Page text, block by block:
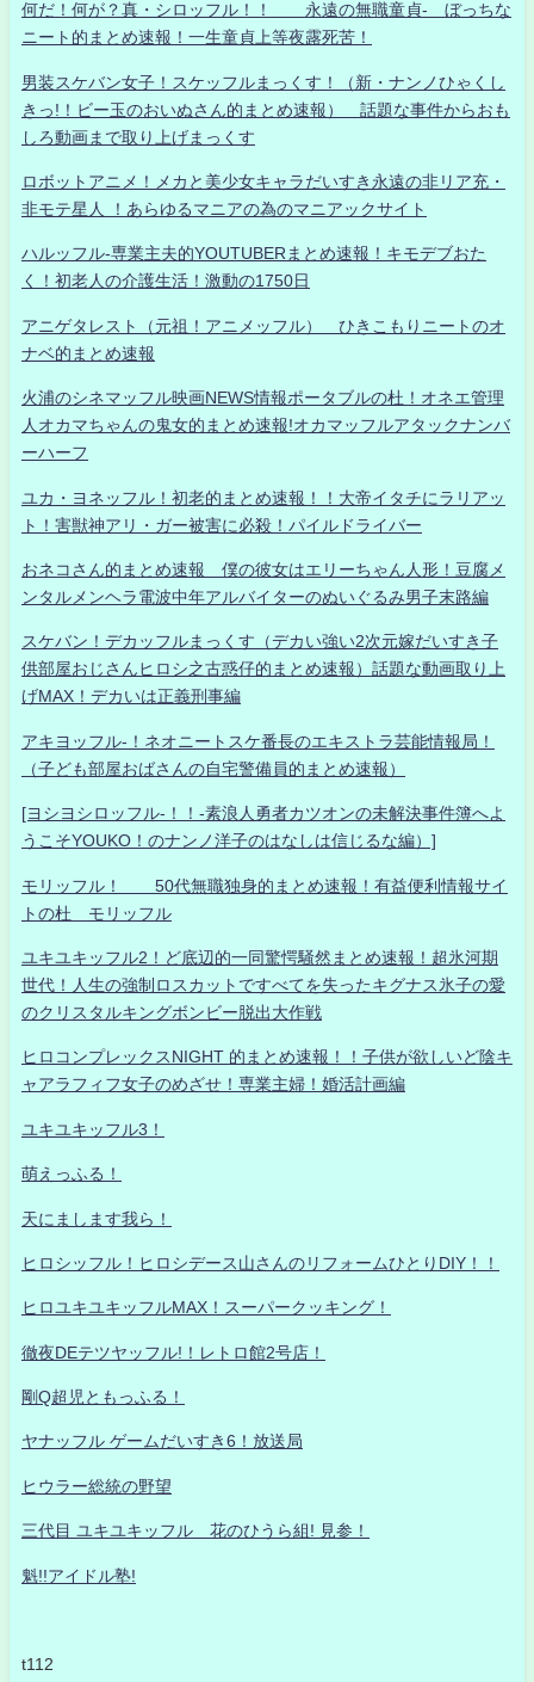
何だ！何が？真・シロッフル！！ 永遠の無職童貞- ぼっちな
ニート的まとめ速報！一生童貞上等夜露死苦！
男装スケバン女子！スケッフルまっくす！（新・ナンノひゃくし
きっ!！ビー玉のおいぬさん的まとめ速報） 話題な事件からおも
しろ動画まで取り上げまっくす
ロボットアニメ！メカと美少女キャラだいすき永遠の非リア充・
非モテ星人 ！あらゆるマニアの為のマニアックサイト
ハルッフル-専業主夫的YOUTUBERまとめ速報！キモデブおた
く！初老人の介護生活！激動の1750日
アニゲタレスト（元祖！アニメッフル） ひきこもりニートのオ
ナベ的まとめ速報
火浦のシネマッフル映画NEWS情報ポータブルの杜！オネエ管理
人オカマちゃんの鬼女的まとめ速報!オカマッフルアタックナンバ
ーハーフ
ユカ・ヨネッフル！初老的まとめ速報！！大帝イタチにラリアッ
ト！害獣神アリ・ガー被害に必殺！パイルドライバー
おネコさん的まとめ速報 僕の彼女はエリーちゃん人形！豆腐メ
ンタルメンヘラ電波中年アルバイターのぬいぐるみ男子末路編
スケバン！デカッフルまっくす（デカい強い2次元嫁だいすき子
供部屋おじさんヒロシ之古惑仔的まとめ速報）話題な動画取り上
げMAX！デカいは正義刑事編
アキヨッフル-！ネオニートスケ番長のエキストラ芸能情報局！
（子ども部屋おばさんの自宅警備員的まとめ速報）
[ヨシヨシロッフル-！！-素浪人勇者カツオンの未解決事件簿へよ
うこそYOUKO！のナンノ洋子のはなしは信じるな編）]
モリッフル！ 50代無職独身的まとめ速報！有益便利情報サイ
トの杜 モリッフル
ユキユキッフル2！ど底辺的一同驚愕騒然まとめ速報！超氷河期
世代！人生の強制ロスカットですべてを失ったキグナス氷子の愛
のクリスタルキングボンビー脱出大作戦
ヒロコンプレックスNIGHT 的まとめ速報！！子供が欲しいど陰キ
ャアラフィフ女子のめざせ！専業主婦！婚活計画編
ユキユキッフル3！
萌えっふる！
天にまします我ら！
ヒロシッフル！ヒロシデース山さんのリフォームひとりDIY！！
ヒロユキユキッフルMAX！スーパークッキング！
徹夜DEテツヤッフル!！レトロ館2号店！
剛Q超児ともっふる！
ヤナッフル ゲームだいすき6！放送局
ヒウラー総統の野望
三代目 ユキユキッフル 花のひうら組! 見参！
魁!!アイドル塾!
t112